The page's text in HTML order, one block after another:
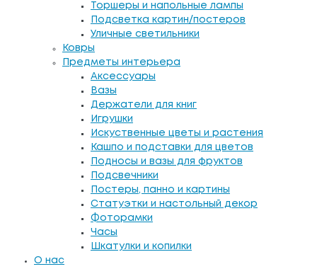
Торшеры и напольные лампы
Подсветка картин/постеров
Уличные светильники
Ковры
Предметы интерьера
Аксессуары
Вазы
Держатели для книг
Игрушки
Искуственные цветы и растения
Кашпо и подставки для цветов
Подносы и вазы для фруктов
Подсвечники
Постеры, панно и картины
Статуэтки и настольный декор
Фоторамки
Часы
Шкатулки и копилки
О нас